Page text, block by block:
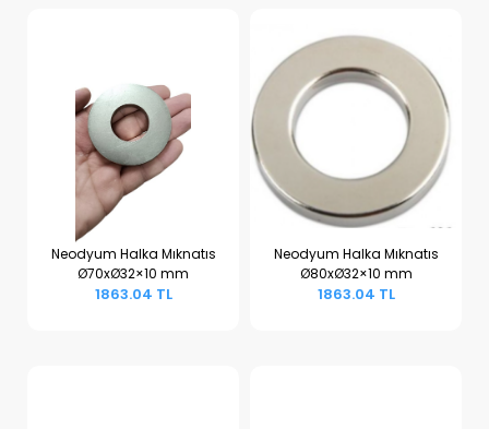
Sepete Ekle
Neodyum Halka Mıknatıs
Ø70xØ32×10 mm
1863.04 TL
Sepete Ekle
Neodyum Halka Mıknatıs
Ø80xØ32×10 mm
1863.04 TL